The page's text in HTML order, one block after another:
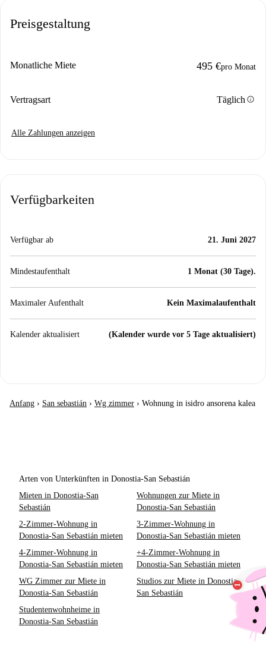
Preisgestaltung
Monatliche Miete 495 €pro Monat
Vertragsart Täglich info
Alle Zahlungen anzeigen
Verfügbarkeiten
Verfügbar ab 21. Juni 2027
Mindestaufenthalt 1 Monat (30 Tage).
Maximaler Aufenthalt Kein Maximalaufenthalt
Kalender aktualisiert (Kalender wurde vor 5 Tage aktualisiert)
Anfang › San sebastián › Wg zimmer › Wohnung in isidro ansorena kalea
Arten von Unterkünften in Donostia-San Sebastián
Mieten in Donostia-San
Sebastián
Wohnungen zur Miete in
Donostia-San Sebastián
2-Zimmer-Wohnung in
Donostia-San Sebastián mieten
3-Zimmer-Wohnung in
Donostia-San Sebastián mieten
4-Zimmer-Wohnung in
Donostia-San Sebastián mieten
+4-Zimmer-Wohnung in
Donostia-San Sebastián mieten
WG Zimmer zur Miete in
Donostia-San Sebastián
Studios zur Miete in Donostia-
San Sebastián
Studentenwohnheime in
Donostia-San Sebastián